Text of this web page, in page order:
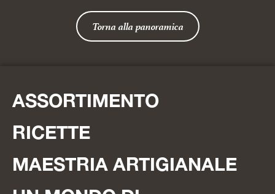
Torna alla panoramica
ASSORTIMENTO
RICETTE
MAESTRIA ARTIGIANALE